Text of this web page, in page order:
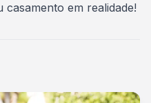
em realidade!